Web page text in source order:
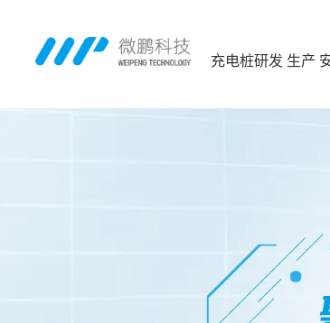
充电桩研发 生产